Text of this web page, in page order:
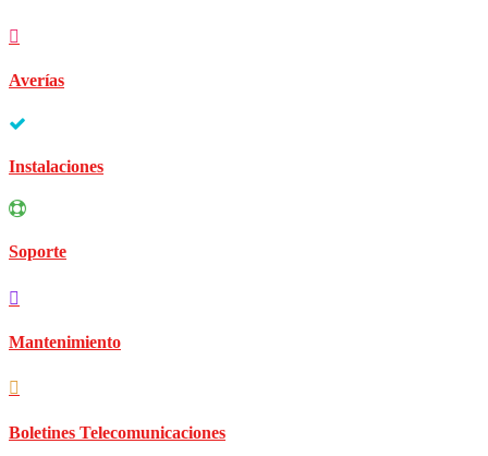
Averías
Instalaciones
Soporte
Mantenimiento
Boletines Telecomunicaciones